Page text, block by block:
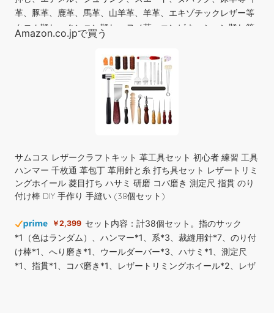
Amazon.co.jpで買う
印刷、スプリングスチールプラットフォーム、子供や初心者向
けの完全組み立て済み 3D ホームプリンター、家庭での使用に
最適
-詳細はこちら)
クロム鞣し、タンニン鞣し、ヌメ革、コンビネーション鞣し等
(2025年10月29日 19:30 GMT +09:00 時点 -
Amazon.co.jpで買う
レザークラフト 革 本革 ヌメ 牛革 生地 カラー カットレザー バ
ングラ産 キップ 1.3mm厚 Harvestmart (グリーン, 6デシ(約a4
只今、カスタマーの評価を取得しています。
￥1,690 成牛よりきめ細かく美しいキップ（生後6ヵ
月から2年くらいの中牛革）をカラーリングした革です。 革の
Amazon.co.jpで買う
サムコス レザークラフトキット 革工具セット 初心者 練習 工具
ハンマー 千枚通 革包丁 革用針と糸 打ち具セット レザートリミ
ングホイール 菱目打ち ハサミ 研磨 コバ磨き 測定尺 指貫 のり
付け棒 DIY 手作り 手縫い (38個セット)
￥2,399 セット内容：計38個セット。指のサック
*1（色はランダム）、ハンマー*1、系*3、裁縫用針*7、のり付
け棒*1、へり磨き*1、ウールダーバー*3、ハサミ*1、測定尺
*1、指貫*1、コバ磨き*1、レザートリミングホイール*2、レザ